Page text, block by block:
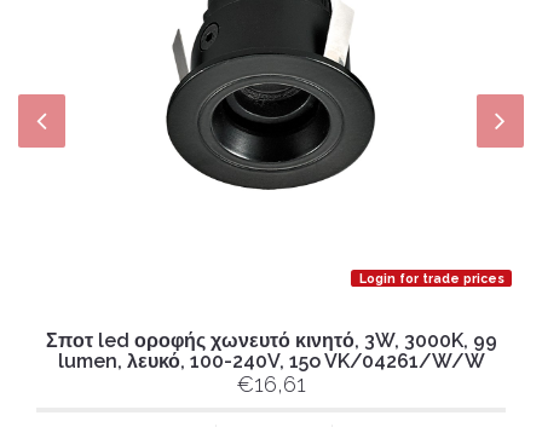
Login for trade prices
Σποτ led οροφής χωνευτό κινητό, 3W, 3000K, 99
lumen, λευκό, 100-240V, 15o VK/04261/W/W
€16,61